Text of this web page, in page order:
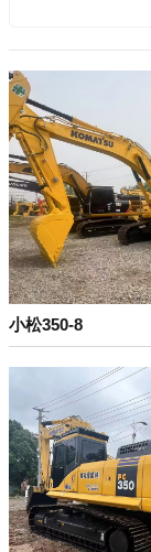
小松350-8